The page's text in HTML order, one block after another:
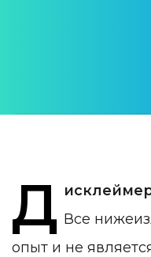
Д Все
опыт и не